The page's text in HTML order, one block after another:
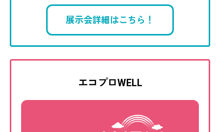
展示会詳細はこちら！
エコプロWELL